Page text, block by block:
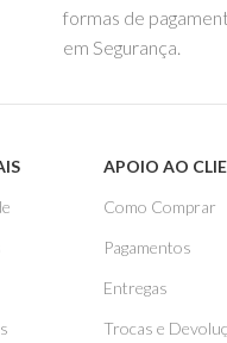
formas de
em Segurança.
APOIO AO
Como Comprar
Pagamentos
Entregas
Trocas e